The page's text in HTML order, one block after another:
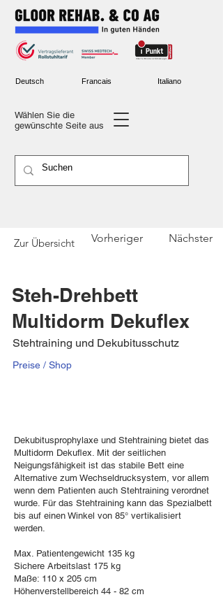
Wählen Sie die
gewünschte Seite aus
Deutsch Francais Italiano
Zur Übersicht Vorheriger Nächster
Steh-Drehbett
Multidorm Dekuflex
Stehtraining und Dekubitusschutz
Preise / Shop
Dekubitusprophylaxe und Stehtraining bietet das
Multidorm Dekuflex. Mit der seitlichen
Neigungsfähigkeit ist das stabile Bett eine
Alternative zum Wechseldrucksystem, vor allem
wenn dem Patienten auch Stehtraining verordnet
wurde. Für das Stehtraining kann das Spezialbett
bis auf einen Winkel von 85° vertikalisiert
werden.
Max. Patientengewicht 135 kg
Sichere Arbeitslast 175 kg
Maße: 110 x 205 cm
Höhenverstellbereich 44 - 82 cm